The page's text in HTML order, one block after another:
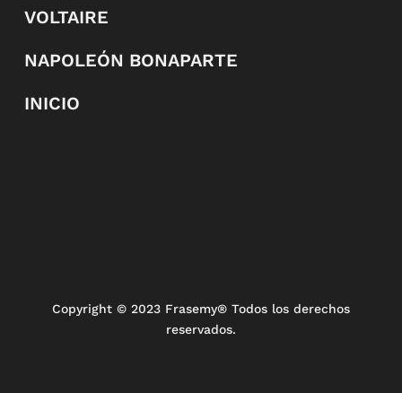
VOLTAIRE
NAPOLEÓN BONAPARTE
INICIO
Copyright © 2023 Frasemy® Todos los derechos
reservados.